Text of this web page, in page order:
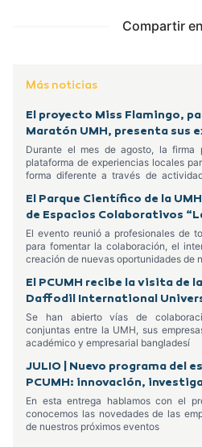
Compartir
Más noticias
El proyecto Miss Flamingo,
Maratón UMH, presenta sus
el Centro Comercial
Durante el mes de agosto, la firma
plataforma de experiencias locales
forma diferente a través de
El Parque Científico de la
de Espacios Colaborativos
celebrado en Alcoy
El evento reunió a profesionales de
para fomentar la colaboración, el
creación de nuevas oportunidades de
El PCUMH recibe la visita de
Daffodil International
Se han abierto vías de
conjuntas entre la UMH, sus
académico y empresarial bangladesí
JULIO | Nuevo programa del
PCUMH: innovación,
emprendimiento
En esta entrega hablamos con el
conocemos las novedades de las
de nuestros próximos eventos